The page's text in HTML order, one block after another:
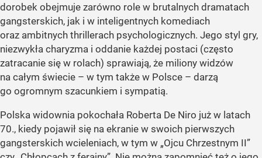
dorobek obejmuje zarówno role w brutalnych dramatach
gangsterskich, jak i w inteligentnych komediach
oraz ambitnych thrillerach psychologicznych. Jego styl gry,
niezwykła charyzma i oddanie każdej postaci (często
zatracanie się w rolach) sprawiają, że miliony widzów
na całym świecie – w tym także w Polsce – darzą
go ogromnym szacunkiem i sympatią.
Polska widownia pokochała Roberta De Niro już w latach
70., kiedy pojawił się na ekranie w swoich pierwszych
gangsterskich wcieleniach, w tym w „Ojcu Chrzestnym II”